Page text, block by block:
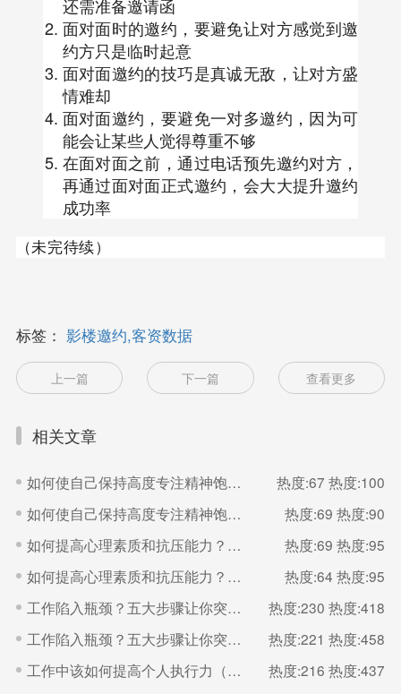
还需准备邀请函
面对面时的邀约，要避免让对方感觉到邀
约方只是临时起意
面对面邀约的技巧是真诚无敌，让对方盛
情难却
面对面邀约，要避免一对多邀约，因为可
能会让某些人觉得尊重不够
在面对面之前，通过电话预先邀约对方，
再通过面对面正式邀约，会大大提升邀约
成功率
（未完待续）
标签： 影楼邀约,客资数据
上一篇 下一篇 查看更多
相关文章
如何使自己保持高度专注精神饱满的状态？（二） 热度:67 热度:100
如何使自己保持高度专注精神饱满的状态？（一）
热度:69 热度:90
如何提高心理素质和抗压能力？（二）
热度:69 热度:95
如何提高心理素质和抗压能力？（一）
热度:64 热度:95
工作陷入瓶颈？五大步骤让你突破（二）
热度:230 热度:418
工作陷入瓶颈？五大步骤让你突破（一）
热度:221 热度:458
工作中该如何提高个人执行力（二）
热度:216 热度:437